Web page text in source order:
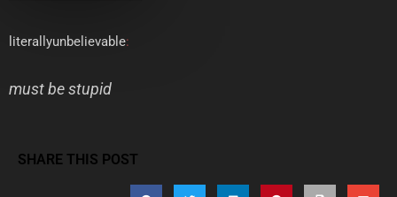
literallyunbelievable:
must be stupid
SHARE THIS POST